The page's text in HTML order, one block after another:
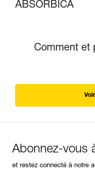
ABSORBICA
Comment et
Abonnez-vous
et restez connecté à notre